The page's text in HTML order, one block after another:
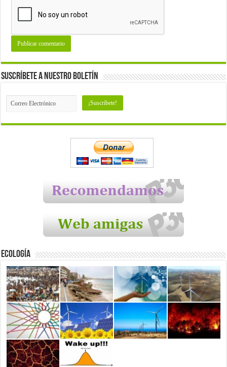
Suscríbete a nuestro Boletín
Ecología